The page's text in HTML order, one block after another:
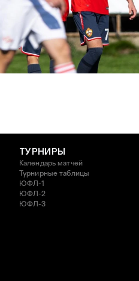
ТУРНИРЫ
Календарь матчей
Турнирные таблицы
ЮФЛ-1
ЮФЛ-2
ЮФЛ-3